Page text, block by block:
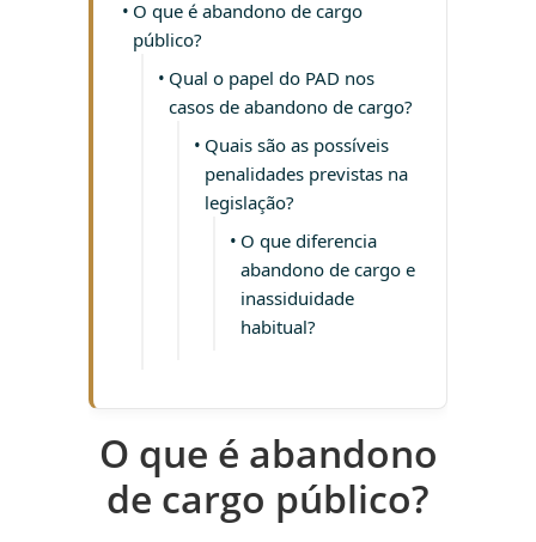
O que é abandono de cargo
público?
Qual o papel do PAD nos
casos de abandono de cargo?
Quais são as possíveis
penalidades previstas na
legislação?
O que diferencia
abandono de cargo e
inassiduidade
habitual?
O que é abandono
de cargo público?